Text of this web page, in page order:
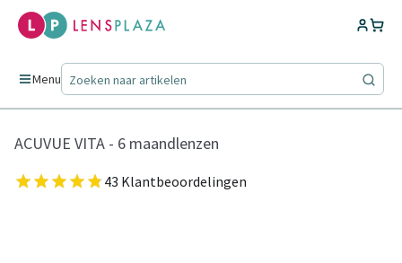
Menu
ACUVUE VITA - 6 maandlenzen
43 Klantbeoordelingen